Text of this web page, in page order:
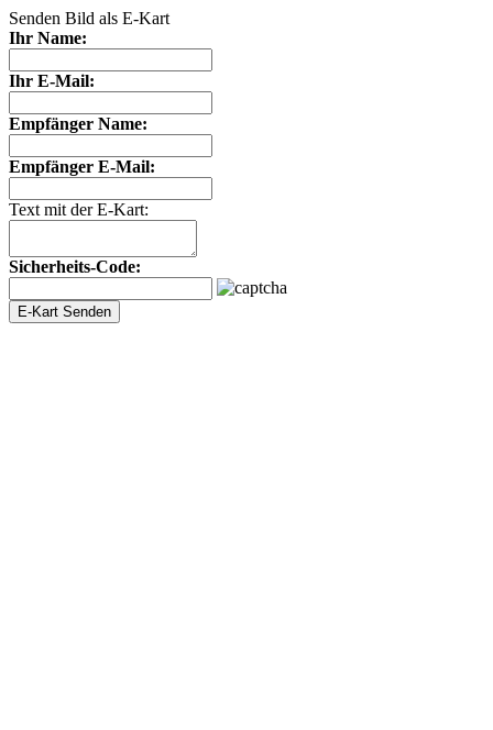
Senden Bild als E-Kart
Ihr Name:
Ihr E-Mail:
Empfänger Name:
Empfänger E-Mail:
Text mit der E-Kart:
Sicherheits-Code: